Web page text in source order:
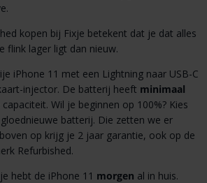
kopen bij Fixje betekent dat je dat alles
flink lager ligt dan nieuw.
iPhone 11 met een Lightning naar USB-C
injector. De batterij heeft minimaal
Wil je beginnen op 100%? Kies
batterij. Die zetten we er
op krijg je 2 jaar garantie, ook op de
Refurbished.
hebt de iPhone 11 morgen al in huis.